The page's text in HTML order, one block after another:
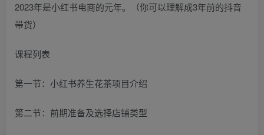
2023年是小红书电商的元年。（你可以理解成3年前的抖音
带货）
课程列表
第一节：小红书养生花茶项目介绍
第二节：前期准备及选择店铺类型